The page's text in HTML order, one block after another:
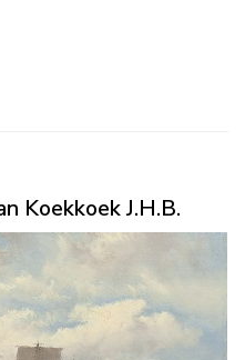
Koekkoek J.H.B.